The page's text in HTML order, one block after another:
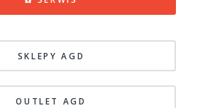
SKLEPY AGD
OUTLET AGD